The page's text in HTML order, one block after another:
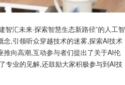
汇未来·探索智慧生态新路径”的人工智
,引领听众穿越技术的迷雾,探索AI技术
向高潮,互动参与者们提出了关于AI伦
专业的见解,还鼓励大家积极参与到AI技